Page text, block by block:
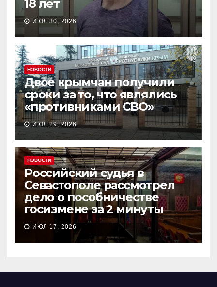
18 лет
ИЮЛ 30, 2026
НОВОСТИ
Двое крымчан получили
сроки за то, что являлись
«противниками СВО»
ИЮЛ 29, 2026
НОВОСТИ
Российский судья в
Севастополе рассмотрел
дело о пособничестве
госизмене за 2 минуты
ИЮЛ 17, 2026